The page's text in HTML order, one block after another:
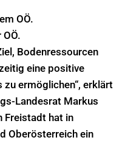
OÖ.
Bodenressourcen
eine positive
ermöglichen“, erklärt
Landesrat Markus
Freistadt hat in
Oberösterreich ein